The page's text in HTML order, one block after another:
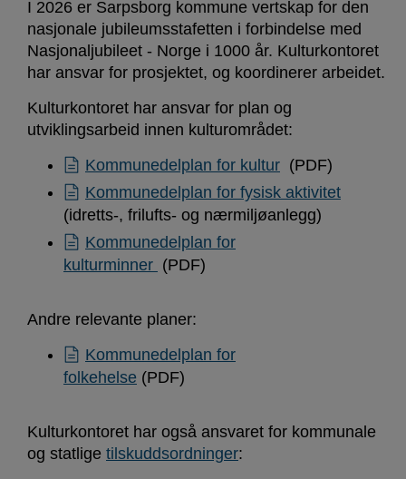
I 2026 er Sarpsborg kommune vertskap for den
nasjonale jubileumsstafetten i forbindelse med
Nasjonaljubileet - Norge i 1000 år. Kulturkontoret
har ansvar for prosjektet, og koordinerer arbeidet.
Kulturkontoret har ansvar for plan og
utviklingsarbeid innen kulturområdet:
Kommunedelplan for kultur (PDF)
Kommunedelplan for fysisk aktivitet
(idretts-, frilufts- og nærmiljøanlegg)
Kommunedelplan for
kulturminner (PDF)
Andre relevante planer:
Kommunedelplan for
folkehelse (PDF)
Kulturkontoret har også ansvaret for kommunale
og statlige tilskuddsordninger: